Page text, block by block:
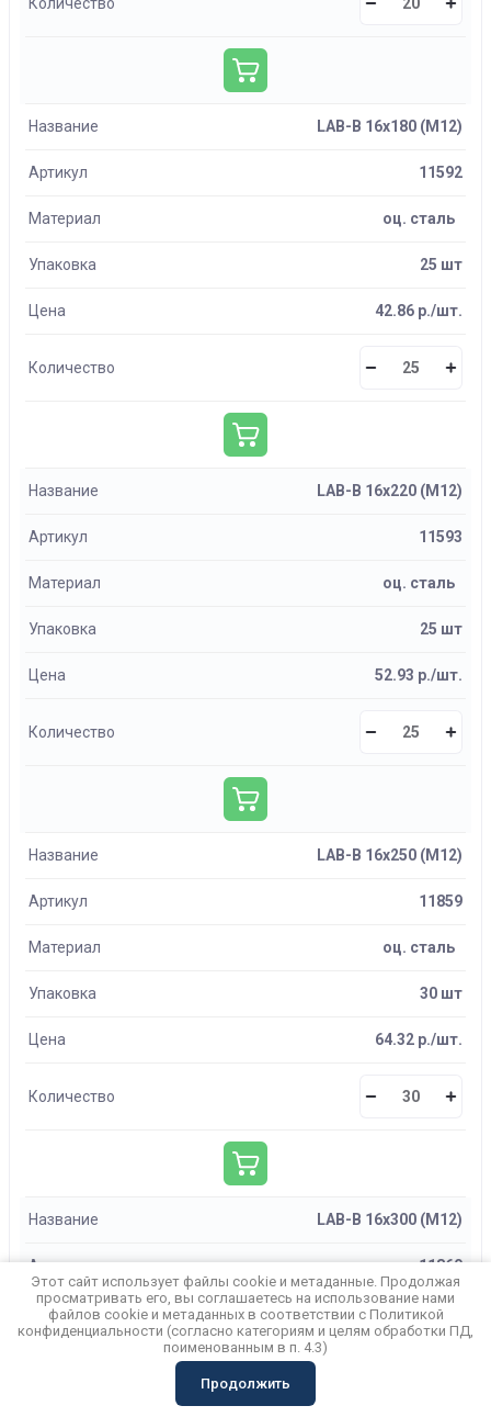
Корзина
Название LAB-B 16х180 (М12)
Артикул 11592
Материал оц. сталь
Упаковка 25 шт
Цена 42.86 р./шт.
Количество
Название LAB-B 16х220 (М12)
Артикул 11593
Материал оц. сталь
Упаковка 25 шт
Цена 52.93 р./шт.
Количество
Название LAB-B 16х250 (М12)
Артикул 11859
Материал оц. сталь
Упаковка 30 шт
Цена 64.32 р./шт.
Количество
Название LAB-B 16х300 (М12)
Артикул 11860
Материал оц. сталь
Этот сайт использует файлы cookie и метаданные. Продолжая
просматривать его, вы соглашаетесь на использование нами
файлов cookie и метаданных в соответствии с Политикой
конфиденциальности (согласно категориям и целям обработки ПД,
поименованным в п. 4.3)
Продолжить